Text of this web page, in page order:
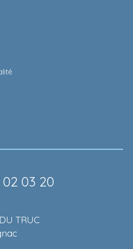
03 20
TRUC